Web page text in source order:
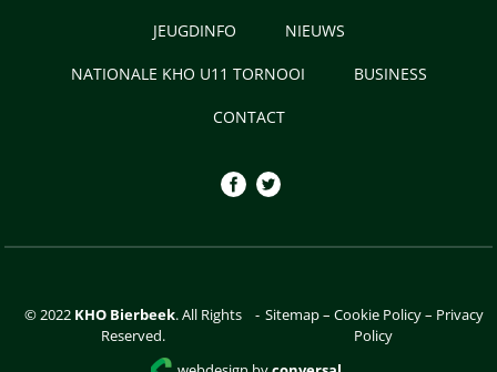
JEUGDINFO NIEUWS
NATIONALE KHO U11 TORNOOI BUSINESS
CONTACT
© 2022 KHO Bierbeek. All Rights
Reserved.
- Sitemap–Cookie Policy– Privacy
Policy